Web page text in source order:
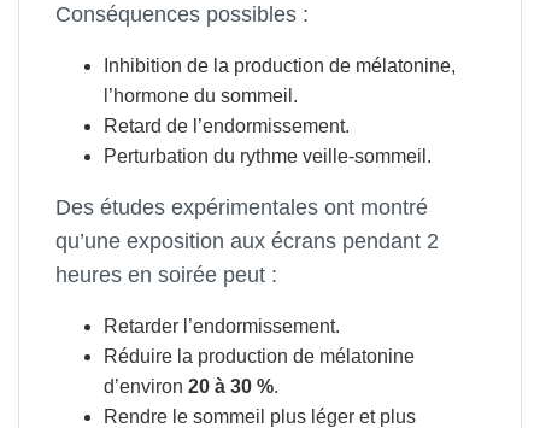
Conséquences possibles :
Inhibition de la production de mélatonine,
l’hormone du sommeil.
Retard de l’endormissement.
Perturbation du rythme veille-sommeil.
Des études expérimentales ont montré
qu’une exposition aux écrans pendant 2
heures en soirée peut :
Retarder l’endormissement.
Réduire la production de mélatonine
d’environ 20 à 30 %.
Rendre le sommeil plus léger et plus